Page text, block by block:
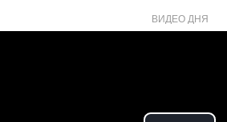
ВИДЕО ДНЯ